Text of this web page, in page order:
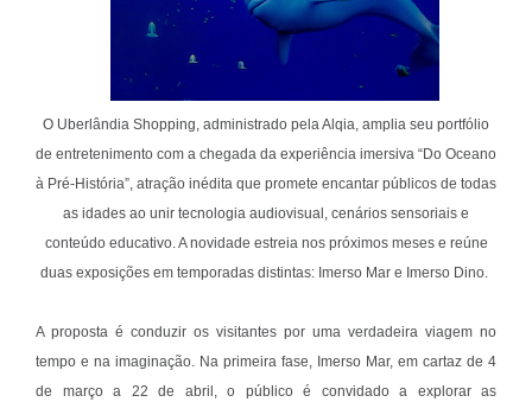
O Uberlândia Shopping, administrado pela Alqia, amplia seu portfólio
de entretenimento com a chegada da experiência imersiva “Do Oceano
à Pré-História”, atração inédita que promete encantar públicos de todas
as idades ao unir tecnologia audiovisual, cenários sensoriais e
conteúdo educativo. A novidade estreia nos próximos meses e reúne
duas exposições em temporadas distintas: Imerso Mar e Imerso Dino.
A proposta é conduzir os visitantes por uma verdadeira viagem no
tempo e na imaginação. Na primeira fase, Imerso Mar, em cartaz de 4
de março a 22 de abril, o público é convidado a explorar as